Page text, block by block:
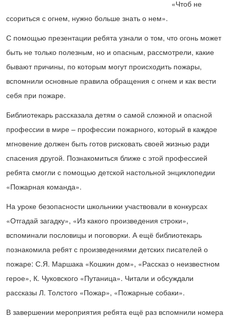
«Чтоб не
ссориться с огнем, нужно больше знать о нем».
С помощью презентации ребята узнали о том, что огонь может
быть не только полезным, но и опасным, рассмотрели, какие
бывают причины, по которым могут происходить пожары,
вспомнили основные правила обращения с огнем и как вести
себя при пожаре.
Библиотекарь рассказала детям о самой сложной и опасной
профессии в мире – профессии пожарного, который в каждое
мгновение должен быть готов рисковать своей жизнью ради
спасения другой. Познакомиться ближе с этой профессией
ребята смогли с помощью детской настольной энциклопедии
«Пожарная команда».
На уроке безопасности школьники участвовали в конкурсах
«Отгадай загадку», «Из какого произведения строки»,
вспоминали пословицы и поговорки. А ещё библиотекарь
познакомила ребят с произведениями детских писателей о
пожаре: С.Я. Маршака «Кошкин дом», «Рассказ о неизвестном
герое», К. Чуковского «Путаница». Читали и обсуждали
рассказы Л. Толстого «Пожар», «Пожарные собаки».
В завершении мероприятия ребята ещё раз вспомнили номера